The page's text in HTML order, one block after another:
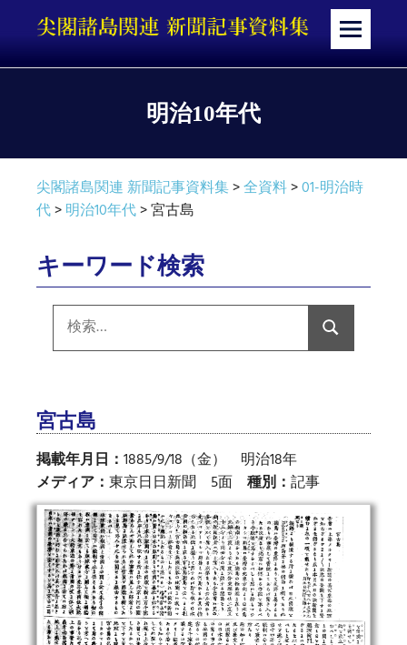
テ
メ
明治10年代
尖閣諸島関連 新聞記事資料集>全資料>01-明治時
代>明治10年代>宮古島
キーワード検索
索:
検
索
宮古島
掲載年月日： 1885/9/18（金） 明治18年
メディア： 東京日日新聞 5面 種別： 記事